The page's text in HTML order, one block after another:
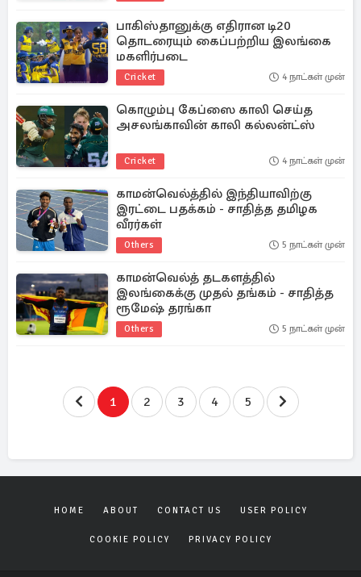
பாகிஸ்தானுக்கு எதிரான டி20
தொடரையும் கைப்பற்றிய இலங்கை
மகளிர்படை
Cricket 4 நாட்கள் முன்
கொழும்பு கேப்ஸை காலி செய்த
அசலங்காவின் காலி கல்லன்ட்ஸ்
Cricket 4 நாட்கள் முன்
காமன்வெல்த்தில் இந்தியாவிற்கு
இரட்டை பதக்கம் - சாதித்த தமிழக
வீரர்கள்
Others 5 நாட்கள் முன்
காமன்வெல்த் தடகளத்தில்
இலங்கைக்கு முதல் தங்கம் - சாதித்த
ரூமேஷ் தரங்கா
Others 5 நாட்கள் முன்
1 2 3 4 5
HOME ABOUT CONTACT US USER POLICY
COOKIE POLICY PRIVACY POLICY